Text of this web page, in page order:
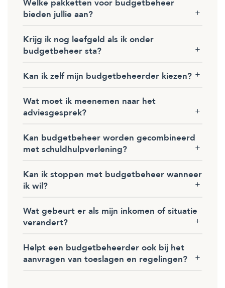
Welke pakketten voor budgetbeheer
bieden jullie aan?
Krijg ik nog leefgeld als ik onder
budgetbeheer sta?
Kan ik zelf mijn budgetbeheerder kiezen?
Wat moet ik meenemen naar het
adviesgesprek?
Kan budgetbeheer worden gecombineerd
met schuldhulpverlening?
Kan ik stoppen met budgetbeheer wanneer
ik wil?
Wat gebeurt er als mijn inkomen of situatie
verandert?
Helpt een budgetbeheerder ook bij het
aanvragen van toeslagen en regelingen?